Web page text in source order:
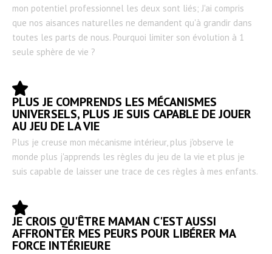
mon potentiel professionnel les deux sont liés; J'ai compris
que nos aisances naturelles ne demandent qu'à grandir dans
toutes les parts de nous. Pourquoi limiter son évolution à 1
seule sphère de vie ?
PLUS JE COMPRENDS LES MÉCANISMES
UNIVERSELS, PLUS JE SUIS CAPABLE DE JOUER
AU JEU DE LA VIE
Plus je creuse mon mécanisme intérieur, plus j'observe le
monde plus j'apprends les règles du jeu de la vie et plus je
suis capable de laisser une trace de ces règles à mes enfants.
JE CROIS QU'ÊTRE MAMAN C'EST AUSSI
AFFRONTER MES PEURS POUR LIBÉRER MA
FORCE INTÉRIEURE